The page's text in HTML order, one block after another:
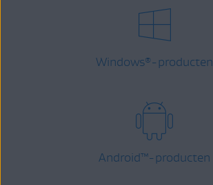
Windows® -producten
Android™-producten